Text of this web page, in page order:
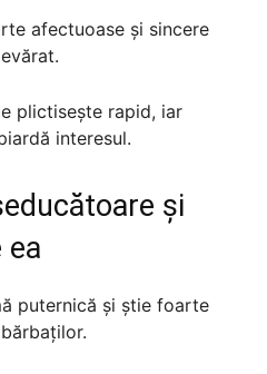
afectuoase și sincere
plictisește rapid, iar
interesul.
și
ea
puternică și știe foarte